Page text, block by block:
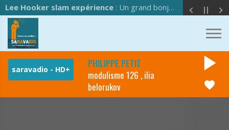
Lee Hooker slam expérience : Un grand bonjour à l'équipe de Saravadio !
PHILIPPE PETIT
modulisme 126 , ilia
belorukov
play_arrow
favorite